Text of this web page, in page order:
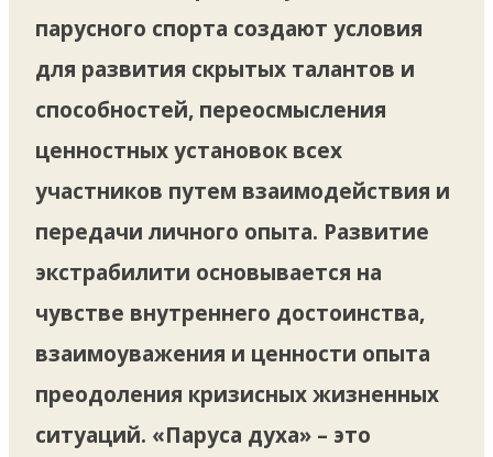
парусного спорта создают условия
для развития скрытых талантов и
способностей, переосмысления
ценностных установок всех
участников путем взаимодействия и
передачи личного опыта. Развитие
экстрабилити основывается на
чувстве внутреннего достоинства,
взаимоуважения и ценности опыта
преодоления кризисных жизненных
ситуаций. «Паруса духа» – это